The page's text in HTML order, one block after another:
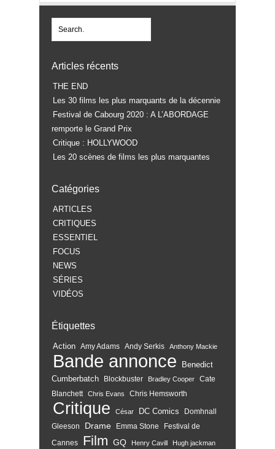
Articles récents
THE END
Les 30 films les plus marquants de la décennie
Festival de Cabourg 2020 : A L’ABORDAGE
remporte le Grand Prix
Critique : HOLLYWOOD
Les 20 scènes de films les plus marquantes
Catégories
ARTICLES
CRITIQUES
ESSENTIEL
FOCUS
NEWS
SÉRIES
VIDÉOS
Étiquettes
Action Amy Adams Andy Serkis Anthony Mackie
Bande annonce
Benedict
Cumberbatch
Blockbuster Bradley Cooper
Cate
Blanchett
Chris Evans Chris Hemsworth
Critique César DC Comics
Domhnall
Gleeson
Drame Emma Stone
Festival de
Cannes
Film GQ Henry Cavill Hugh jackman